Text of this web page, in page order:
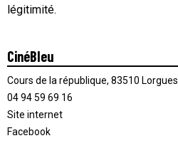
légitimité.
CinéBleu
Cours de la république, 83510 Lorgues
04 94 59 69 16
Site internet
Facebook